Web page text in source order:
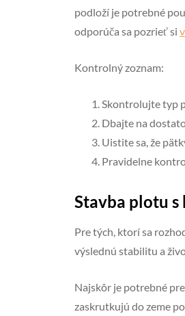
podloží je potrebné
odporúča sa pozrieť si
Kontrolný zoznam:
Skontrolujte typ
Dbajte na
Uistite sa, že
Pravidelne
Stavba plotu
Pre tých, ktorí sa
výslednú stabilitu a
Najskôr je potrebné
zaskrutkujú do zeme